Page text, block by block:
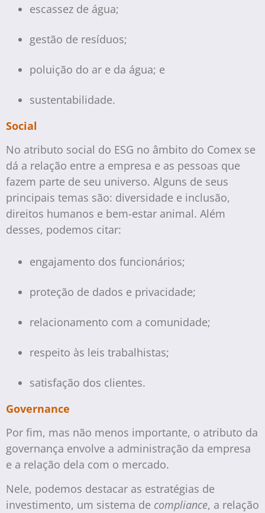
escassez de água;
gestão de resíduos;
poluição do ar e da água; e
sustentabilidade.
Social
No atributo social do ESG no âmbito do Comex se
dá a relação entre a empresa e as pessoas que
fazem parte de seu universo. Alguns de seus
principais temas são: diversidade e inclusão,
direitos humanos e bem-estar animal. Além
desses, podemos citar:
engajamento dos funcionários;
proteção de dados e privacidade;
relacionamento com a comunidade;
respeito às leis trabalhistas;
satisfação dos clientes.
Governance
Por fim, mas não menos importante, o atributo da
governança envolve a administração da empresa
e a relação dela com o mercado.
Nele, podemos destacar as estratégias de
investimento, um sistema de compliance, a relação